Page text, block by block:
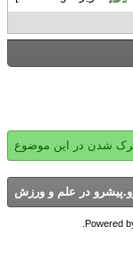
شدن در این موضوع
در علم و ورزش
Powered